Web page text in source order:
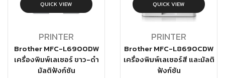
QUICK VIEW
PRINTER
Brother MFC-L6900DW
เครื่องพิมพ์เลเซอร์ ขาว-ดำ
มัลติฟังก์ชัน
QUICK VIEW
PRINTER
Brother MFC-L8690CDW
เครื่องพิมพ์เลเซอร์สี และมัลติ
ฟังก์ชัน